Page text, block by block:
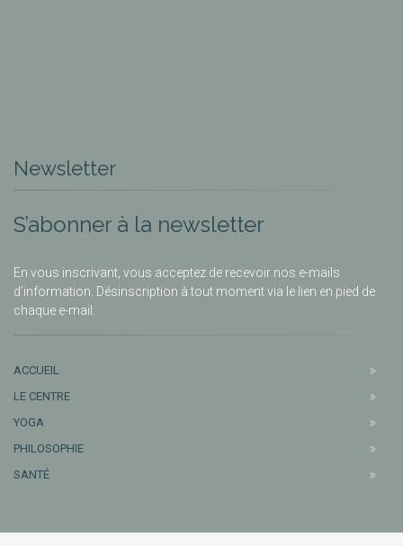
Newsletter
S’abonner à la newsletter
En vous inscrivant, vous acceptez de recevoir nos e-mails
d’information. Désinscription à tout moment via le lien en pied de
chaque e-mail.
ACCUEIL
LE CENTRE
YOGA
PHILOSOPHIE
SANTÉ